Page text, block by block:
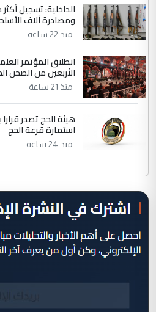
ومصادرة آلاف
منذ 22 ساعة
انطلاق المؤتمر
الأربعين من الصحن
منذ 21 ساعة
هيئة الحج تصدر
استمارة قرعة الحج
منذ 24 ساعة